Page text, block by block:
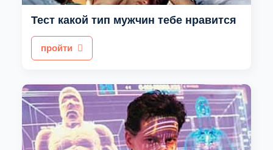
Тест какой тип мужчин тебе нравится
пройти